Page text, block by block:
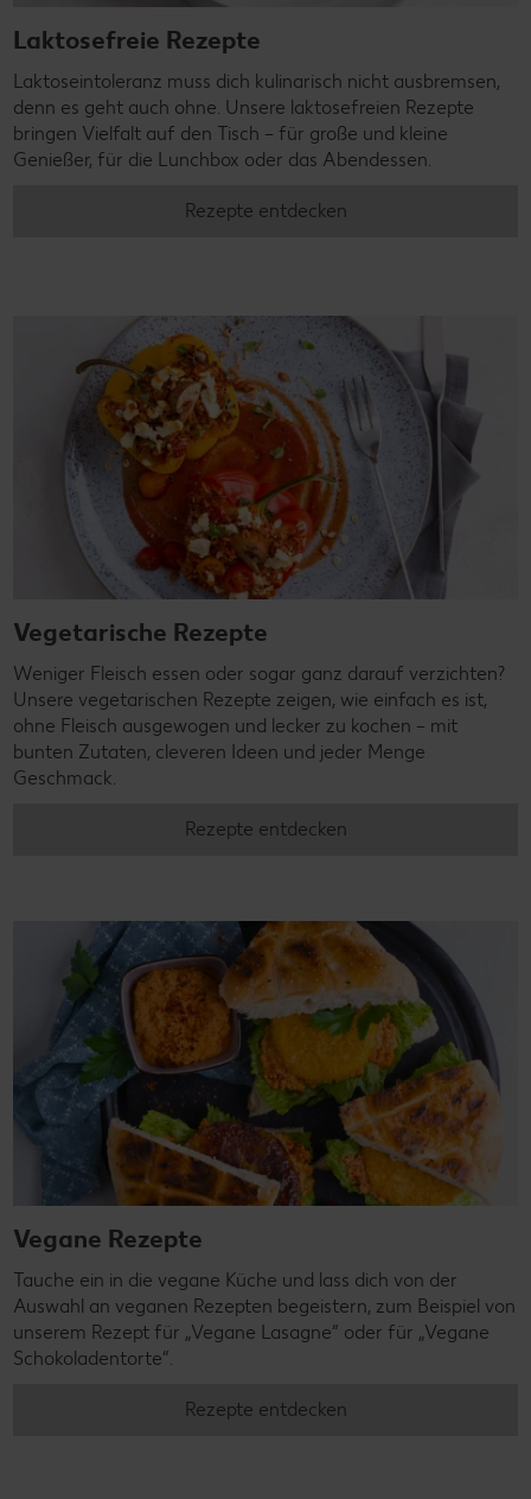
Laktosefreie Rezepte
Laktoseintoleranz muss dich kulinarisch nicht ausbremsen,
denn es geht auch ohne. Unsere laktosefreien Rezepte
bringen Vielfalt auf den Tisch – für große und kleine
Genießer, für die Lunchbox oder das Abendessen.
Rezepte entdecken
Vegetarische Rezepte
Weniger Fleisch essen oder sogar ganz darauf verzichten?
Unsere vegetarischen Rezepte zeigen, wie einfach es ist,
ohne Fleisch ausgewogen und lecker zu kochen – mit
bunten Zutaten, cleveren Ideen und jeder Menge
Geschmack.
Rezepte entdecken
Vegane Rezepte
Tauche ein in die vegane Küche und lass dich von der
Auswahl an veganen Rezepten begeistern, zum Beispiel von
unserem Rezept für „Vegane Lasagne“ oder für „Vegane
Schokoladentorte“.
Rezepte entdecken